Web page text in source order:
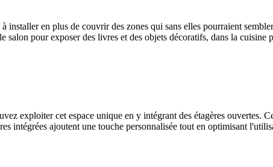
installer en plus de couvrir des zones qui sans elles pourraient
pour exposer des livres et des objets décoratifs, dans la cuisine
exploiter cet espace unique en y intégrant des étagères ouvertes.
intégrées ajoutent une touche personnalisée tout en optimisant